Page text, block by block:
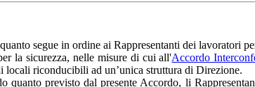
segue in ordine ai Rappresentanti dei lavoratori
la sicurezza, nelle misure di cui all'Accordo
riconducibili ad un’unica struttura di Direzione.
previsto dal presente Accordo, li